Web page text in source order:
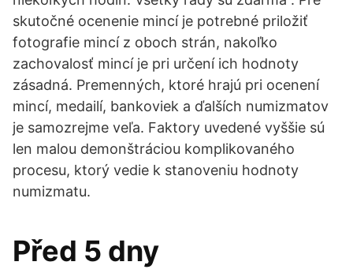
skutočné ocenenie mincí je potrebné priložiť
fotografie mincí z oboch strán, nakoľko
zachovalosť mincí je pri určení ich hodnoty
zásadná. Premenných, ktoré hrajú pri ocenení
mincí, medailí, bankoviek a ďalších numizmatov
je samozrejme veľa. Faktory uvedené vyššie sú
len malou demonštráciou komplikovaného
procesu, ktorý vedie k stanoveniu hodnoty
numizmatu.
Před 5 dny